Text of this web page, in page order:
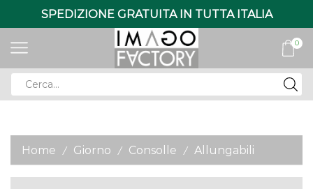
SPEDIZIONE GRATUITA IN TUTTA ITALIA
0
input
Home / Giorno / Consolle / Allungabili